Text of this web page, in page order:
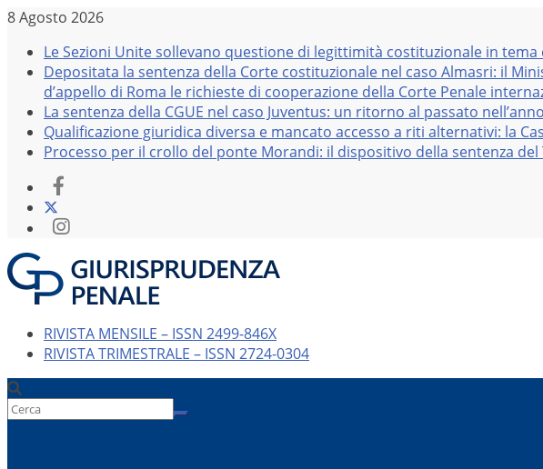
Salta
contenuto
8 Agosto 2026
Le Sezioni Unite sollevano questione di legittimità costituzionale in
Depositata la sentenza della Corte costituzionale nel caso Almasri: il
d’appello di Roma le richieste di cooperazione della Corte Penale
La sentenza della CGUE nel caso Juventus: un ritorno al passato
Qualificazione giuridica diversa e mancato accesso a riti alternativi: la
Processo per il crollo del ponte Morandi: il dispositivo della sentenza del
RIVISTA MENSILE – ISSN 2499-846X
RIVISTA TRIMESTRALE – ISSN 2724-0304